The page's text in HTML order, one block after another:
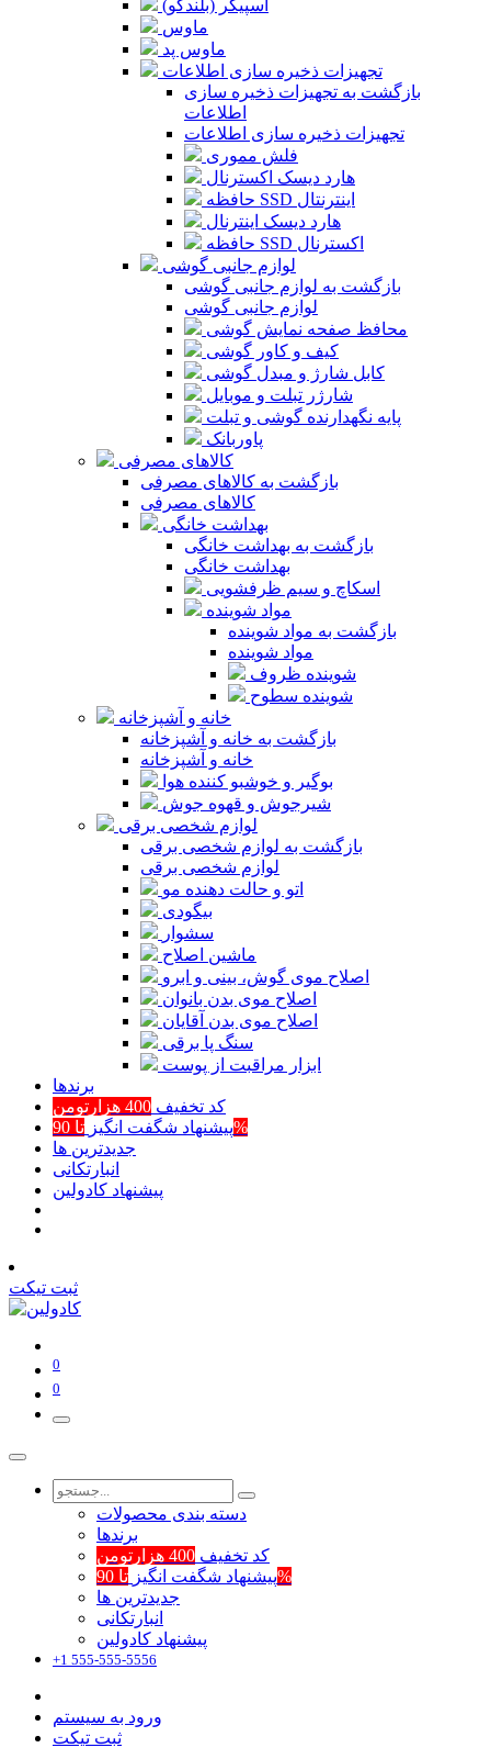
اسپیکر (بلندگو)
ماوس
ماوس پد
تجهیزات ذخیره سازی اطلاعات
بازگشت به تجهیزات ذخیره سازی
اطلاعات
تجهیزات ذخیره سازی اطلاعات
فلش مموری
هارد دیسک اکسترنال
حافظه SSD اینترنتال
هارد دیسک اینترنال
حافظه SSD اکسترنال
لوازم جانبی گوشی
بازگشت به لوازم جانبی گوشی
لوازم جانبی گوشی
محافظ صفحه نمایش گوشی
کیف و کاور گوشی
کابل شارژ و مبدل گوشی
شارژر تبلت و موبایل
پایه نگهدارنده گوشی و تبلت
پاوربانک
کالاهای مصرفی
بازگشت به کالاهای مصرفی
کالاهای مصرفی
بهداشت خانگی
بازگشت به بهداشت خانگی
بهداشت خانگی
اسکاچ و سیم ظرفشویی
مواد شوینده
بازگشت به مواد شوینده
مواد شوینده
شوینده ظروف
شوینده سطوح
خانه و آشپزخانه
بازگشت به خانه و آشپزخانه
خانه و آشپزخانه
بوگیر و خوشبو کننده هوا
شیرجوش و قهوه جوش
لوازم شخصی برقی
بازگشت به لوازم شخصی برقی
لوازم شخصی برقی
اتو و حالت دهنده مو
بیگودی
سشوار
ماشین اصلاح
اصلاح موی گوش، بینی و ابرو
اصلاح موی بدن بانوان
اصلاح موی بدن آقایان
سنگ پا برقی
ابزار مراقبت از پوست
برند‌ها
کد تخفیف 400 هزارتومن
پیشنهاد شگفت انگیزتا 90%
جدیدترین ها
انبارتکانی
پیشنهاد کادولین
ثبت تیکت
0
0
دسته بندی محصولات
برند‌ها
کد تخفیف 400 هزارتومن
پیشنهاد شگفت انگیزتا 90%
جدیدترین ها
انبارتکانی
پیشنهاد کادولین
+1 555-555-5556
ورود به سیستم
ثبت تیکت